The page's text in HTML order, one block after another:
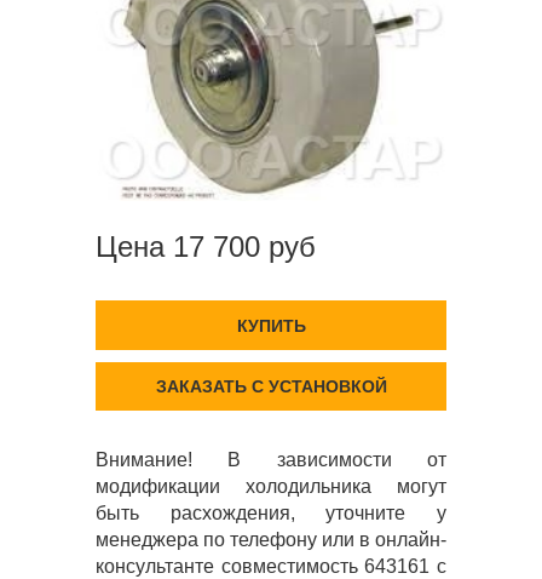
Цена 17 700 руб
КУПИТЬ
ЗАКАЗАТЬ С УСТАНОВКОЙ
Внимание! В зависимости от
модификации холодильника могут
быть расхождения, уточните у
менеджера по телефону или в онлайн-
консультанте совместимость 643161 с